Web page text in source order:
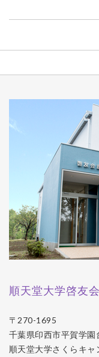
順天堂大学啓友会
〒270-1695
千葉県印西市平賀学園
順天堂大学さくらキャ